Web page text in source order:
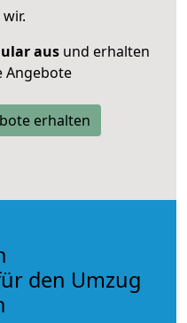
ausund erhalten
Angebote
erhalten
den Umzug